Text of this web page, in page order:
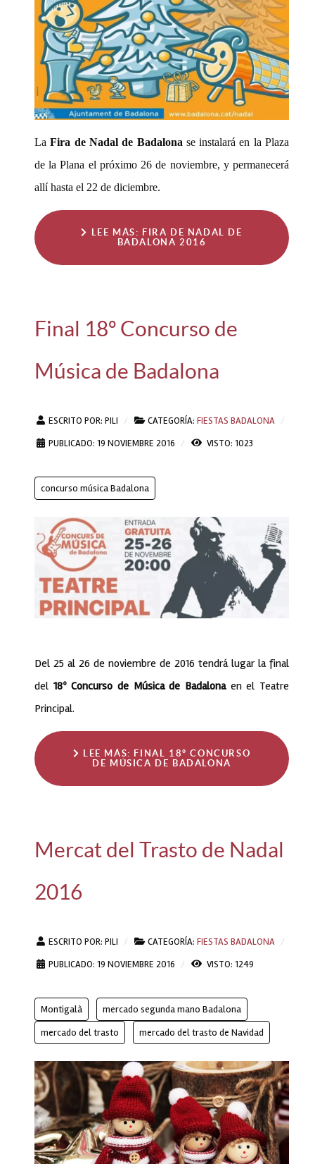
LaFira de Nadal de Badalona se instalará en la Plaza
de la Plana el próximo 26 de noviembre, y permanecerá
allí hasta el 22 de diciembre.
LEE MÁS: FIRA DE NADAL DE
BADALONA 2016
Final 18º Concurso de
Música de Badalona
ESCRITO POR: PILI CATEGORÍA: FIESTAS BADALONA
PUBLICADO: 19 NOVIEMBRE 2016
VISTO: 1023
concurso música Badalona
Del 25 al 26 de noviembre de 2016 tendrá lugar la final
del 18º Concurso de Música de Badalona en el Teatre
Principal.
LEE MÁS: FINAL 18º CONCURSO
DE MÚSICA DE BADALONA
Mercat del Trasto de Nadal
2016
ESCRITO POR: PILI CATEGORÍA: FIESTAS BADALONA
PUBLICADO: 19 NOVIEMBRE 2016
VISTO: 1249
Montigalà
mercado segunda mano Badalona
mercado del trasto
mercado del trasto de Navidad